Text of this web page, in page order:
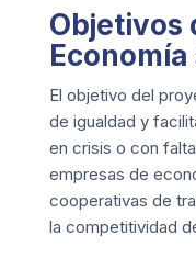
Objetivos
El objetivo del
de igualdad y
en crisis o con
empresas de
cooperativas de
la competitividad